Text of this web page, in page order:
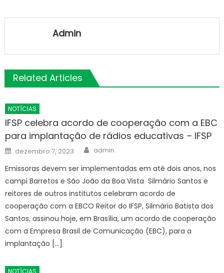
Admin
Related Articles
NOTÍCIAS
IFSP celebra acordo de cooperação com a EBC
para implantação de rádios educativas – IFSP
Posted
on
dezembro 7, 2023 Author
admin
Emissoras devem ser implementadas em até dois anos, nos
campi Barretos e São João da Boa Vista Silmário Santos e
reitores de outros institutos celebram acordo de
cooperação com a EBCO Reitor do IFSP, Silmário Batista dos
Santos, assinou hoje, em Brasília, um acordo de cooperação
com a Empresa Brasil de Comunicação (EBC), para a
implantação […]
NOTÍCIAS